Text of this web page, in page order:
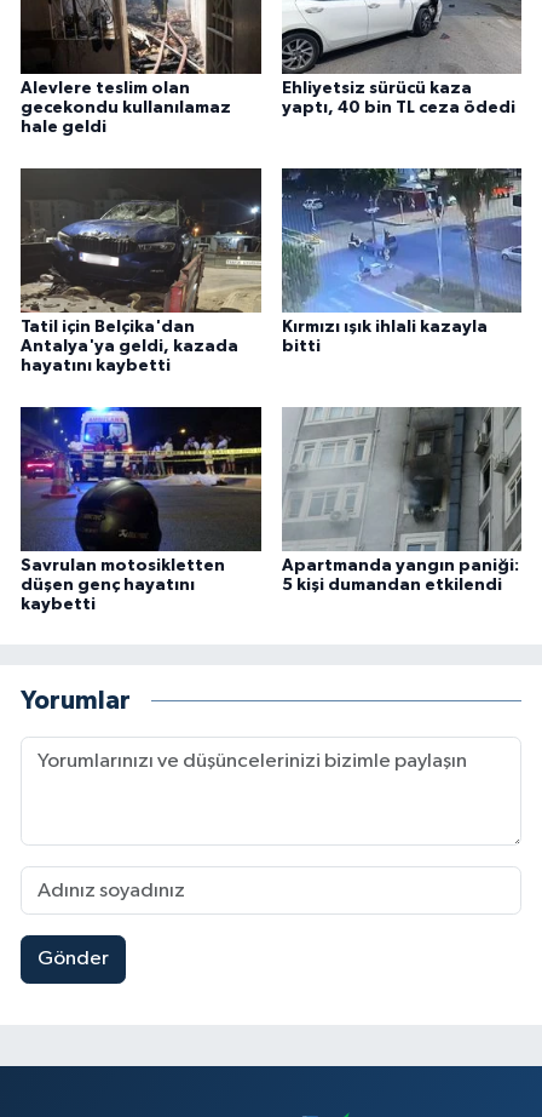
Alevlere teslim olan
gecekondu kullanılamaz
hale geldi
Ehliyetsiz sürücü kaza
yaptı, 40 bin TL ceza ödedi
Tatil için Belçika'dan
Antalya'ya geldi, kazada
hayatını kaybetti
Kırmızı ışık ihlali kazayla
bitti
Savrulan motosikletten
düşen genç hayatını
kaybetti
Apartmanda yangın paniği:
5 kişi dumandan etkilendi
Yorumlar
Gönder